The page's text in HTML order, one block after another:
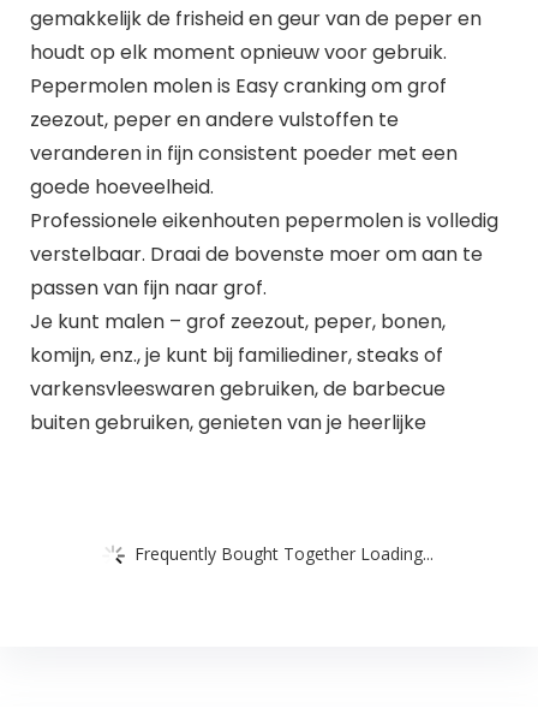
gemakkelijk de frisheid en geur van de peper en
houdt op elk moment opnieuw voor gebruik.
Pepermolen molen is Easy cranking om grof
zeezout, peper en andere vulstoffen te
veranderen in fijn consistent poeder met een
goede hoeveelheid.
Professionele eikenhouten pepermolen is volledig
verstelbaar. Draai de bovenste moer om aan te
passen van fijn naar grof.
Je kunt malen – grof zeezout, peper, bonen,
komijn, enz., je kunt bij familiediner, steaks of
varkensvleeswaren gebruiken, de barbecue
buiten gebruiken, genieten van je heerlijke
Frequently Bought Together Loading...